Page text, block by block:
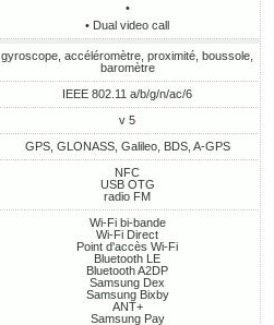
•
• Dual video call
gyroscope, accéléromètre, proximité, boussole,
baromètre
IEEE 802.11 a/b/g/n/ac/6
v 5
GPS, GLONASS, Galileo, BDS, A-GPS
NFC
USB OTG
radio FM
Wi-Fi bi-bande
Wi-Fi Direct
Point d'accès Wi-Fi
Bluetooth LE
Bluetooth A2DP
Samsung Dex
Samsung Bixby
ANT+
Samsung Pay